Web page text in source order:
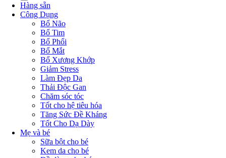
Hàng sẵn
Công Dụng
Bổ Não
Bổ Tim
Bổ Phổi
Bổ Mắt
Bổ Xương Khớp
Giảm Stress
Làm Đẹp Da
Thải Độc Gan
Chăm sóc tóc
Tốt cho hệ tiêu hóa
Tăng Sức Đề Kháng
Tốt Cho Dạ Dày
Mẹ và bé
Sữa bột cho bé
Kem da cho bé